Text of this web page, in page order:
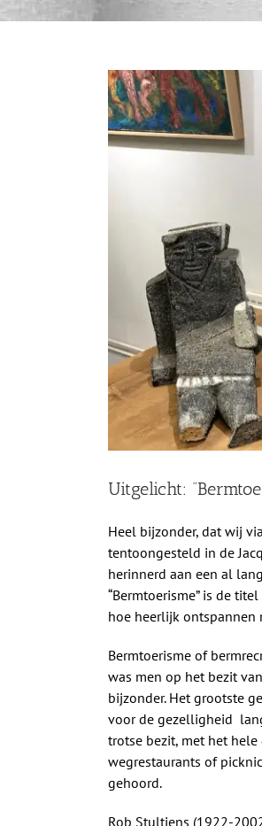
Bekijk
grotere
afbeelding
Uitgelicht:
Heel bijzonder, dat wij
tentoongesteld in de
herinnerd aan een al
“Bermtoerisme” is de
hoe heerlijk ontspannen
Bermtoerisme of
was men op het bezit
bijzonder. Het grootste
voor de gezelligheid
trotse bezit, met het
wegrestaurants of
gehoord.
Rob Stultiens (1922-